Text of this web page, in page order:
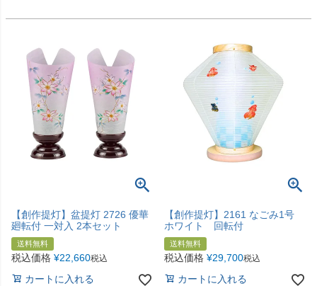
【創作提灯】盆提灯 2726 優華
廻転付 一対入 2本セット
送料無料
税込価格 ¥22,660税込
カートに入れる
【創作提灯】2161 なごみ1号
ホワイト 回転付
送料無料
税込価格 ¥29,700税込
カートに入れる